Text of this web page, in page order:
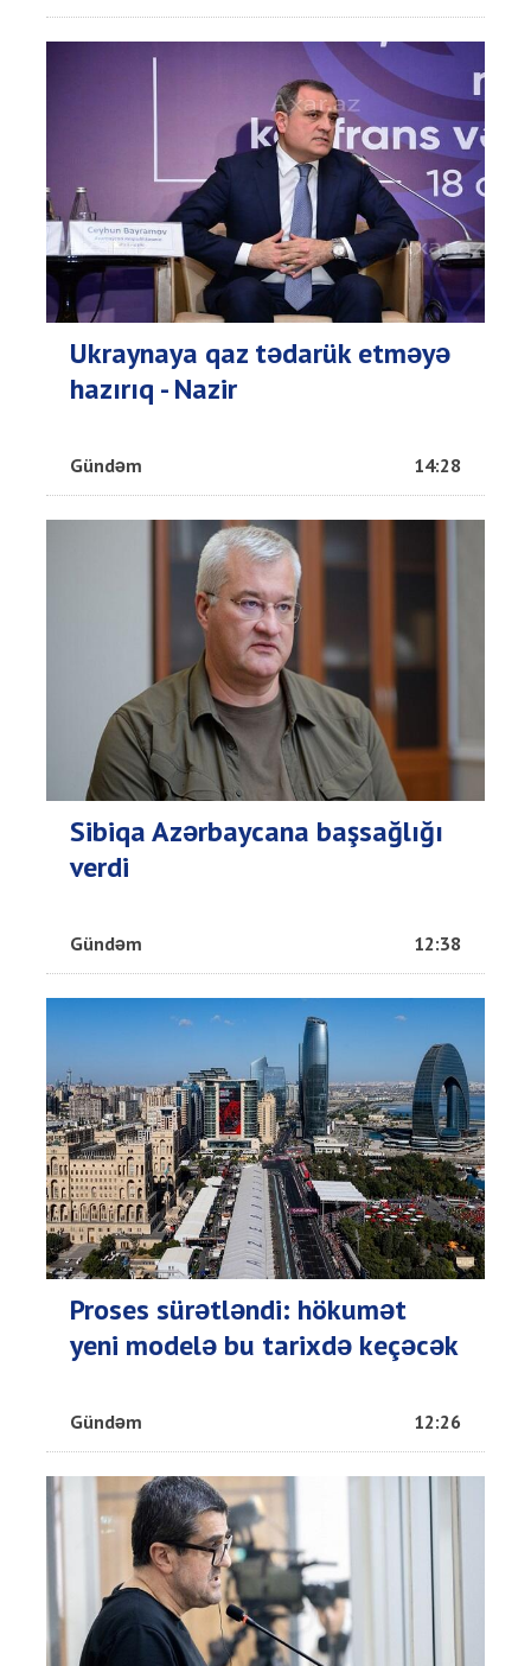
Ukraynaya qaz tədarük etməyə
hazırıq - Nazir
Gündəm 14:28
Sibiqa Azərbaycana başsağlığı
verdi
Gündəm 12:38
Proses sürətləndi: hökumət
yeni modelə bu tarixdə keçəcək
Gündəm 12:26